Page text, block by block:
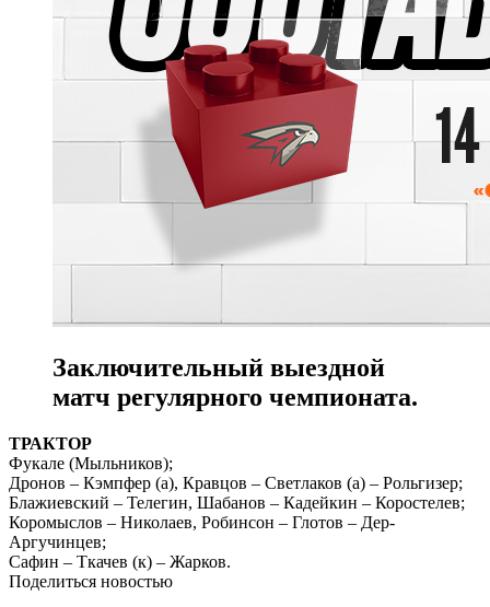
Заключительный выездной
матч регулярного чемпионата.
ТРАКТОР
Фукале (Мыльников);
Дронов – Кэмпфер (а), Кравцов – Светлаков (а) – Рольгизер;
Блажиевский – Телегин, Шабанов – Кадейкин – Коростелев;
Коромыслов – Николаев, Робинсон – Глотов – Дер-
Аргучинцев;
Сафин – Ткачев (к) – Жарков.
Поделиться новостью